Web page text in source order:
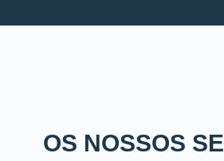
OS NOSSOS